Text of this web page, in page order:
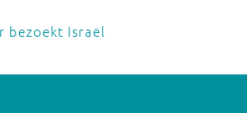
bezoekt Israël